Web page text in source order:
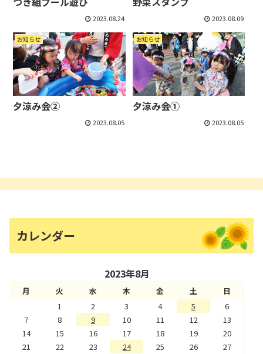
2023.08.24 2023.08.09
お知らせ
夕涼み会②
2023.08.05
お知らせ
夕涼み会①
2023.08.05
カレンダー
2023年8月
月 火 水 木 金 土
日
1
2 3 4 5
6
7
8 9 10 11 12
13
14
15 16 17 18 19
20
21
22 23 24 25 26
27